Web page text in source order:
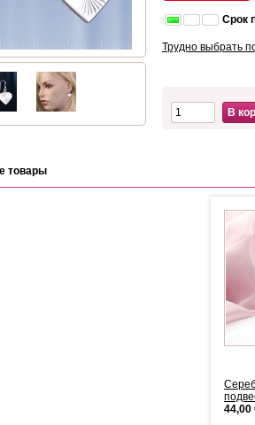
Срок
Трудно выбрать
В
товары
44,00